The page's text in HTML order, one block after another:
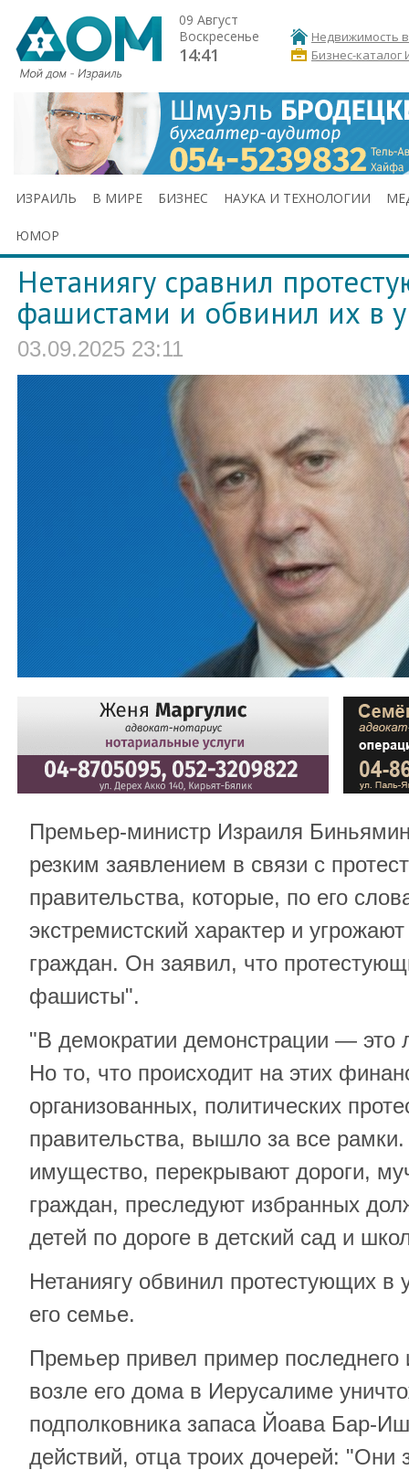
09 Август
Воскресенье
14:41
Недвижимость
Бизнес-каталог
ИЗРАИЛЬ В МИРЕ БИЗНЕС НАУКА И ТЕХНОЛОГИИ
ЮМОР
Нетаниягу сравнил
фашистами и обвинил их в
03.09.2025 23:11
Премьер-министр Израиля
резким заявлением в связи с
правительства, которые, по его
экстремистский характер и
граждан. Он заявил, что
фашисты".
"В демократии демонстрации — это
Но то, что происходит на этих
организованных, политических
правительства, вышло за все
имущество, перекрывают дороги,
граждан, преследуют избранных
детей по дороге в детский сад и
Нетаниягу обвинил протестующих в
его семье.
Премьер привел пример последнего
возле его дома в Иерусалиме
подполковника запаса Йоава Бар-
действий, отца троих дочерей: "Они